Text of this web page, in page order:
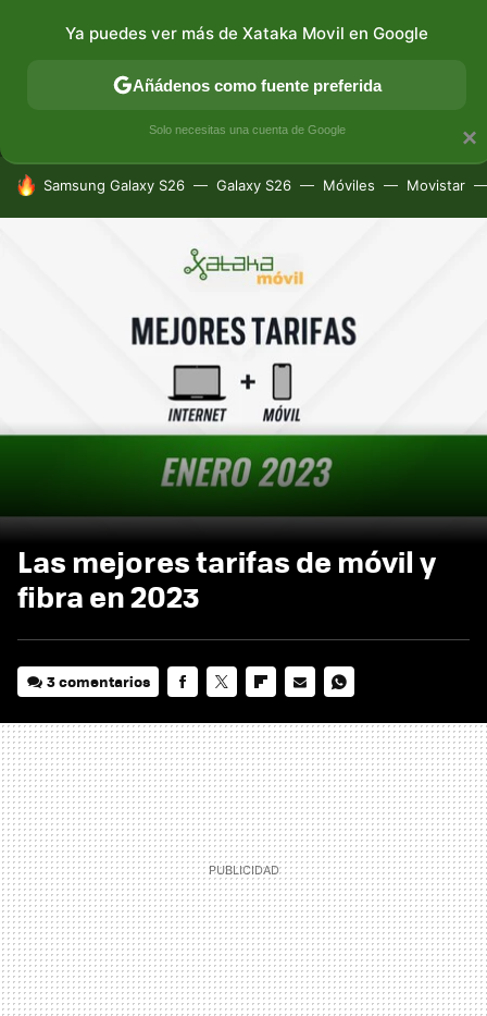
MÓVIL Y SOCIEDAD APLICACIONES
HOY SE HABLA DE
Samsung Galaxy S26 Galaxy S26 Móviles Movistar
Las mejores tarifas de móvil y
fibra en 2023
3 comentarios
MAIL
×
Ya puedes ver más de Xataka Movil en Google
Añádenos como fuente preferida
Solo necesitas una cuenta de Google